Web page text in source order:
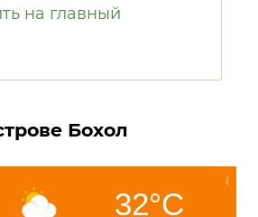
на главный
Бохол
32°C